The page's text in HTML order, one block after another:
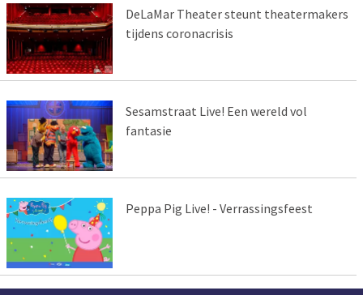
DeLaMar Theater steunt theatermakers
tijdens coronacrisis
Sesamstraat Live! Een wereld vol
fantasie
Peppa Pig Live! - Verrassingsfeest